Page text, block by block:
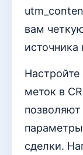
вам
источника
Настройте
меток в
позволяют
сделки.